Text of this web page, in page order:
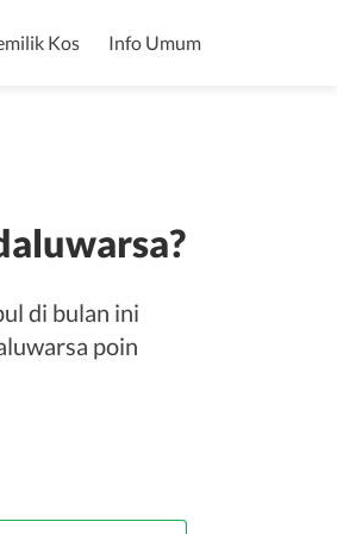
Kos Info Umum
di bulan ini
poin